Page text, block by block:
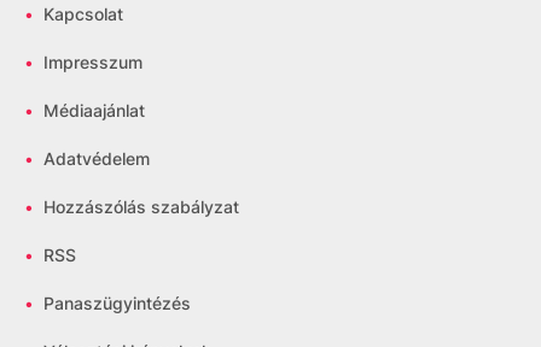
• Kapcsolat
• Impresszum
• Médiaajánlat
• Adatvédelem
• Hozzászólás szabályzat
• RSS
• Panaszügyintézés